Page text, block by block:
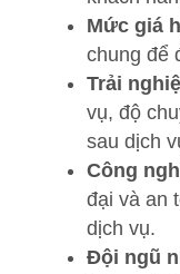
Mức giá
chung để
Trải
vụ, độ
sau dịch
Công
đại và an
dịch vụ.
Đội ngũ